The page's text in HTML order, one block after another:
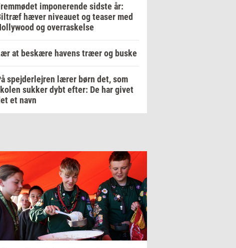
imponerende sidste år:
hæver niveauet og teaser med
og overraskelse
at beskære havens træer og buske
spejderlejren lærer børn det, som
sukker dybt efter: De har givet
et navn